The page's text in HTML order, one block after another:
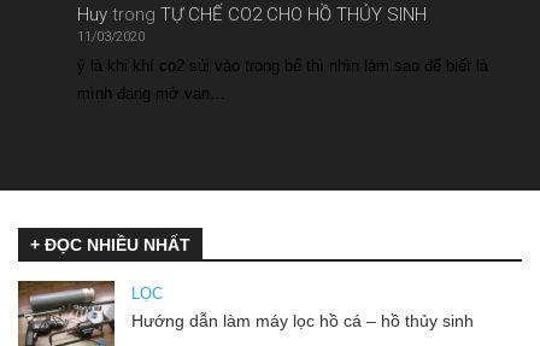
Huytrong TỰ CHẾ CO2 CHO HỒ THỦY SINH
11/03/2020
ý là khi khí co2 sủi vào trong bể thì nhìn làm sao để biết là
mình đang mở van…
+ ĐỌC NHIỀU NHẤT
LỌC
Hướng dẫn làm máy lọc hồ cá – hồ thủy sinh